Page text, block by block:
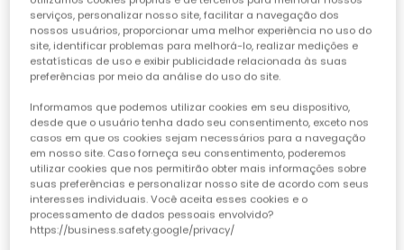
Conjunto para bebé com body e jardineira
32,95 €
16,45 €
32,95 €
serviços, personalizar nosso site, facilitar a navegação dos
nossos usuários, proporcionar uma melhor experiência no uso do
site, identificar problemas para melhorá-lo, realizar medições e
estatísticas de uso e exibir publicidade relacionada às suas
preferências por meio da análise do uso do site.
Informamos que podemos utilizar cookies em seu dispositivo,
desde que o usuário tenha dado seu consentimento, exceto nos
casos em que os cookies sejam necessários para a navegação
em nosso site. Caso forneça seu consentimento, poderemos
utilizar cookies que nos permitirão obter mais informações sobre
suas preferências e personalizar nosso site de acordo com seus
interesses individuais. Você aceita esses cookies e o
processamento de dados pessoais envolvido?
https://business.safety.google/privacy/